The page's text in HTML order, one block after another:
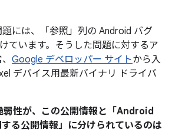
には、「参照」列の Android バグ
ています。そうした問題に対するア
Google デベロッパー サイトから入
デバイス用最新バイナリ ドライバ
弱性が、この公開情報と「Android
る公開情報」に分けられているのは